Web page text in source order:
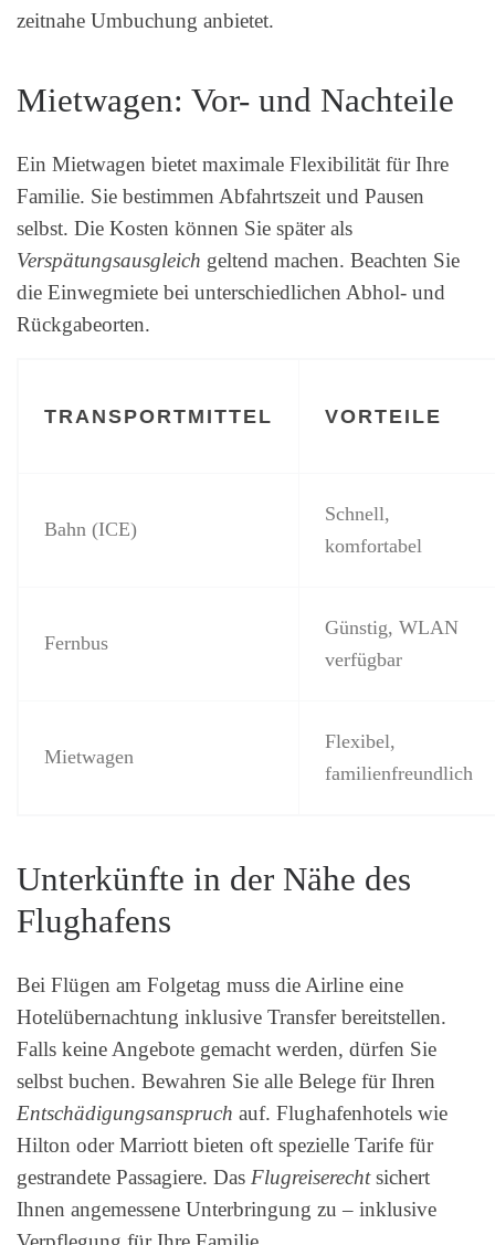
zeitnahe Umbuchung anbietet.
Mietwagen: Vor- und Nachteile
Ein Mietwagen bietet maximale Flexibilität für Ihre
Familie. Sie bestimmen Abfahrtszeit und Pausen
selbst. Die Kosten können Sie später als
Verspätungsausgleich geltend machen. Beachten Sie
die Einwegmiete bei unterschiedlichen Abhol- und
Rückgabeorten.
TRANSPORTMITTEL VORTEILE
Bahn (ICE)
Schnell,
komfortabel
Fernbus
Günstig, WLAN
verfügbar
Mietwagen
Flexibel,
familienfreundlich
Unterkünfte in der Nähe des
Flughafens
Bei Flügen am Folgetag muss die Airline eine
Hotelübernachtung inklusive Transfer bereitstellen.
Falls keine Angebote gemacht werden, dürfen Sie
selbst buchen. Bewahren Sie alle Belege für Ihren
Entschädigungsanspruch auf. Flughafenhotels wie
Hilton oder Marriott bieten oft spezielle Tarife für
gestrandete Passagiere. Das Flugreiserechtsichert
Ihnen angemessene Unterbringung zu – inklusive